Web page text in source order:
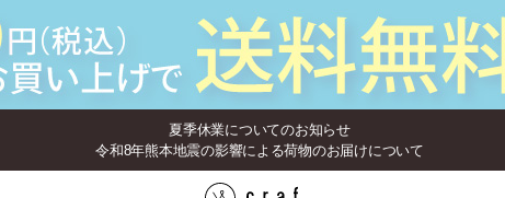
夏季休業についてのお知らせ
令和8年熊本地震の影響による荷物のお届けについて